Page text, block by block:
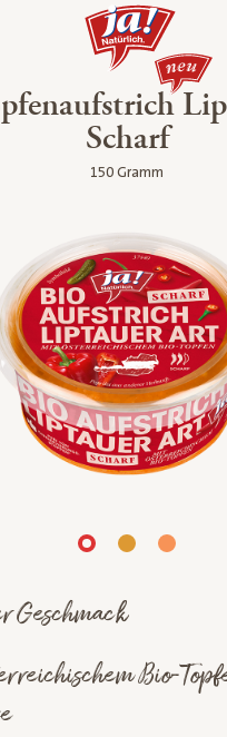
Scharf
150 Gramm
Geschmack
Bio-